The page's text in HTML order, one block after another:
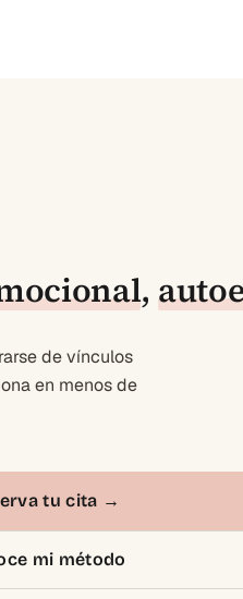
,
de vínculos
en menos de
tu cita →
mi método